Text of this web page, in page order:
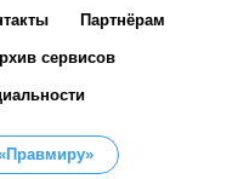
Партнёрам
сервисов